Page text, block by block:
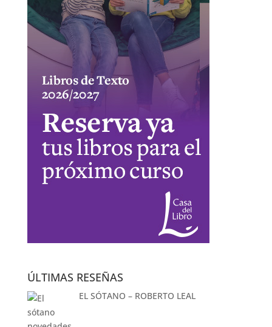
ÚLTIMAS RESEÑAS
EL SÓTANO – ROBERTO LEAL